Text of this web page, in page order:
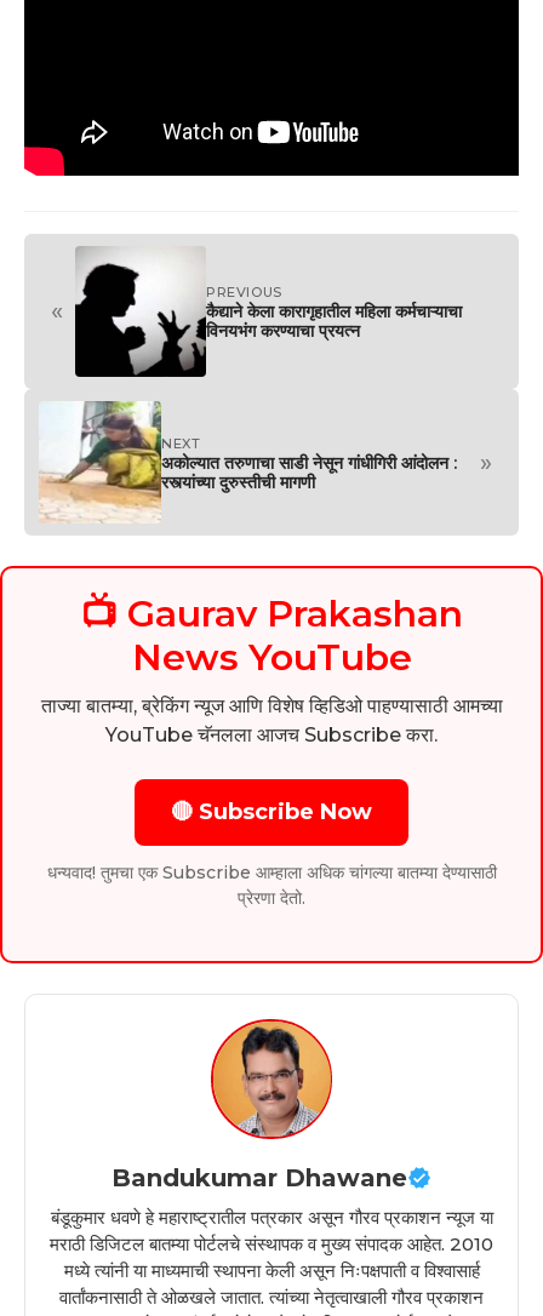
«
PREVIOUS
कैद्याने केला कारागृहातील महिला कर्मचाऱ्याचा
विनयभंग करण्याचा प्रयत्न
NEXT
अकोल्यात तरुणाचा साडी नेसून गांधीगिरी आंदोलन :
रस्त्यांच्या दुरुस्तीची मागणी
»
📺 Gaurav Prakashan
News YouTube
ताज्या बातम्या, ब्रेकिंग न्यूज आणि विशेष व्हिडिओ पाहण्यासाठी आमच्या
YouTube चॅनलला आजच Subscribe करा.
🔴 Subscribe Now
धन्यवाद! तुमचा एक Subscribe आम्हाला अधिक चांगल्या बातम्या देण्यासाठी
प्रेरणा देतो.
Bandukumar Dhawane
बंडूकुमार धवणे हे महाराष्ट्रातील पत्रकार असून गौरव प्रकाशन न्यूज या
मराठी डिजिटल बातम्या पोर्टलचे संस्थापक व मुख्य संपादक आहेत. 2010
मध्ये त्यांनी या माध्यमाची स्थापना केली असून निःपक्षपाती व विश्वासार्ह
वार्तांकनासाठी ते ओळखले जातात. त्यांच्या नेतृत्वाखाली गौरव प्रकाशन